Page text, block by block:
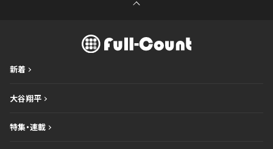
新着
大谷翔平
特集・連載